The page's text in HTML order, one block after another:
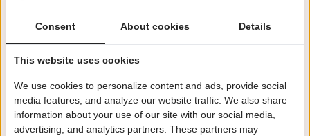
Na het boeken heb je nog 24 uur bedenktijd om
kosteloos te wijzigen of te annuleren.
Daarom boek je bij De Heldense Bossen
8,3 Ardoer Gastenbeoordeling
Consent About cookies Details
This website uses cookies
We use cookies to personalize content and ads, provide social
media features, and analyze our website traffic. We also share
information about your use of our site with our social media,
advertising, and analytics partners. These partners may